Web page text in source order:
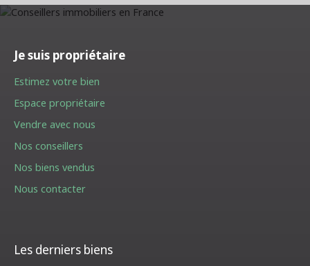
Je suis propriétaire
Estimez votre bien
Espace propriétaire
Vendre avec nous
Nos conseillers
Nos biens vendus
Nous contacter
Les derniers biens